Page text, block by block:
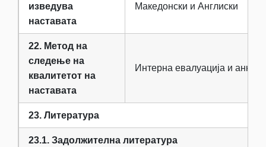
изведува
наставата
Македонски и Англиски
22. Метод на
следење на
квалитетот на
наставата
Интерна евалуација и анкети
23. Литература
23.1. Задолжителна литература